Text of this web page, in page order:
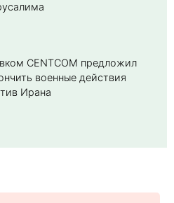
CENTCOM предложил
военные действия
Ирана